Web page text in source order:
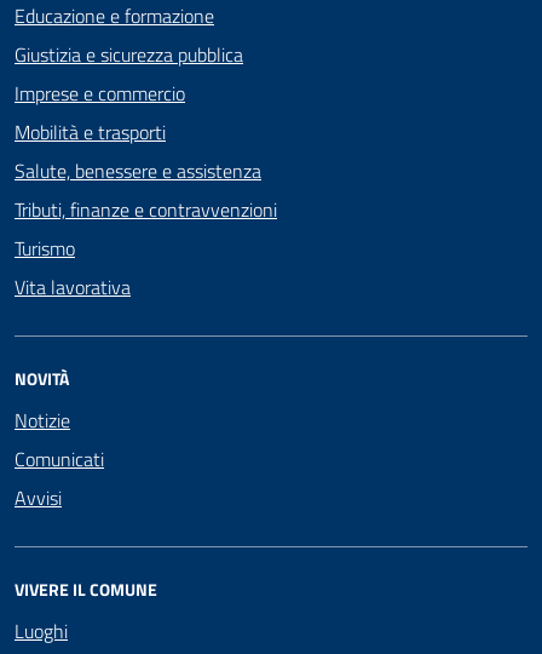
Educazione e formazione
Giustizia e sicurezza pubblica
Imprese e commercio
Mobilità e trasporti
Salute, benessere e assistenza
Tributi, finanze e contravvenzioni
Turismo
Vita lavorativa
NOVITÀ
Notizie
Comunicati
Avvisi
VIVERE IL COMUNE
Luoghi